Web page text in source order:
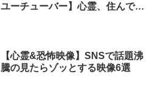
ユーチューバー】心霊、住んでみ
【心霊&恐怖映像】SNSで話題沸
騰の見たらゾッとする映像6選